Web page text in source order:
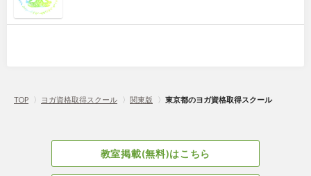
TOP 〉 ヨガ資格取得スクール 〉 関東版 〉 東京都のヨガ資格取得スクール
教室掲載(無料)はこちら